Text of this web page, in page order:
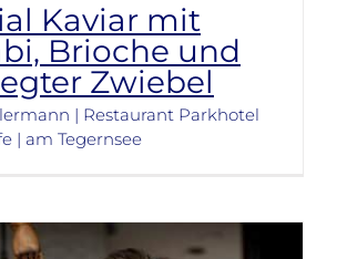
Kaviar mit
Brioche und
Zwiebel
| Restaurant Parkhotel
| am Tegernsee